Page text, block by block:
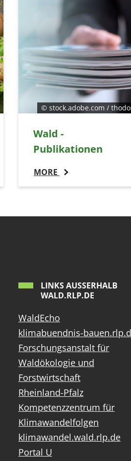
© stock.adobe.com /
Wald -
Publikationen
MORE
LINKS AUSSERHALB W
ALD.RLP.DE
WaldEcho
klimabuendnis-
Forschungsanstalt für
Waldökologie und
Forstwirtschaft
Rheinland-Pfalz
Kompetenzzentrum für
Klimawandelfolgen
klimawandel.wald.rlp.de
Portal U